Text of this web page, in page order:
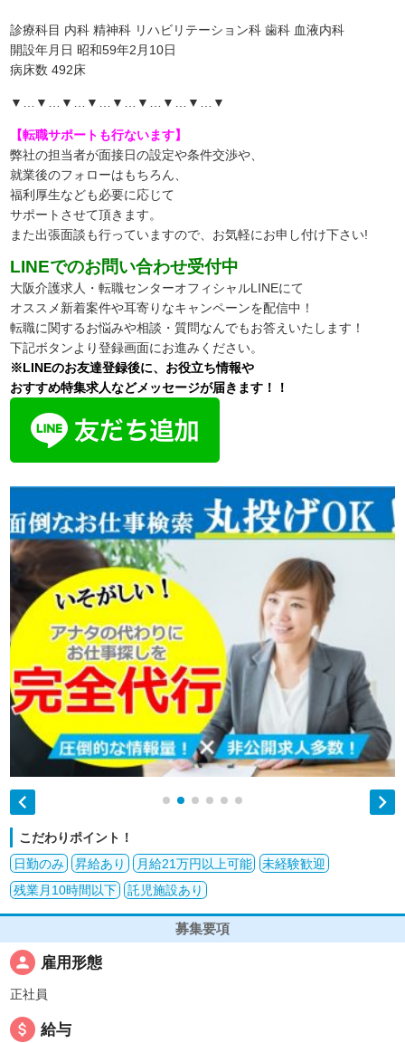
診療科目 内科 精神科 リハビリテーション科 歯科 血液内科
開設年月日 昭和59年2月10日
病床数 492床
▼…▼…▼…▼…▼…▼…▼…▼…▼
【転職サポートも行ないます】
弊社の担当者が面接日の設定や条件交渉や、
就業後のフォローはもちろん、
福利厚生なども必要に応じて
サポートさせて頂きます。
また出張面談も行っていますので、 お気軽にお申し付け下さい!
LINEでのお問い合わせ受付中
大阪介護求人・転職センターオフィシャルLINEにて
オススメ新着案件や耳寄りなキャンペーンを配信中！
転職に関するお悩みや相談・質問なんでもお答えいたします！
下記ボタンより登録画面にお進みください。
※LINEのお友達登録後に、お役立ち情報や
おすすめ特集求人などメッセージが届きます！！
 
こだわりポイント！
日勤のみ
昇給あり 月給21万円以上可能
未経験歓迎
残業月10時間以下
託児施設あり
募集要項
person 雇用形態
正社員
attach_money 給与